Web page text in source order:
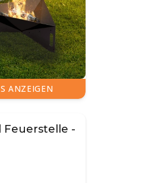
ANZEIGEN
Feuerstelle -